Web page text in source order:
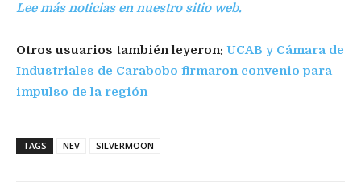
Lee más noticias en nuestro sitio web.
Otros usuarios también leyeron: UCAB y Cámara de
Industriales de Carabobo firmaron convenio para
impulso de la región
TAGS NEV SILVERMOON